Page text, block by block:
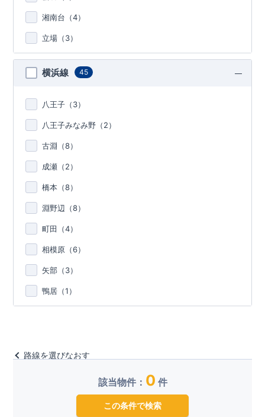
湘南台（4）
立場（3）
横浜線 45
八王子（3）
八王子みなみ野（2）
古淵（8）
成瀬（2）
橋本（8）
淵野辺（8）
町田（4）
相模原（6）
矢部（3）
鴨居（1）
路線を選びなおす
該当物件： 0 件
この条件で検索